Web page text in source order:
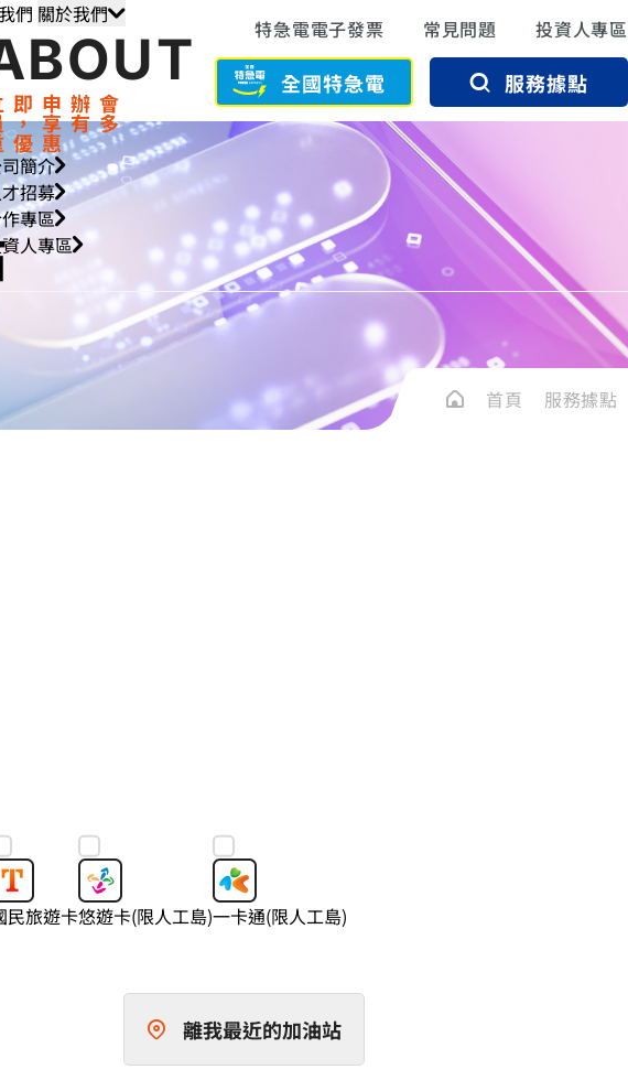
特急電電子發票 常見問題 投資人專區
全國特急電 服務據點
我們
們 關於我們
即申辦會
，享有多
優惠
簡介
招募
專區
人專區
首頁 服務據點
民旅遊卡悠遊卡(限人工島)一卡通(限人工島)
離我最近的加油站